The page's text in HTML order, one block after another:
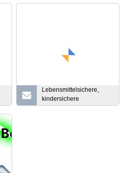
Lebensmittelsichere,
kindersichere
Werbegeschenk-Dose